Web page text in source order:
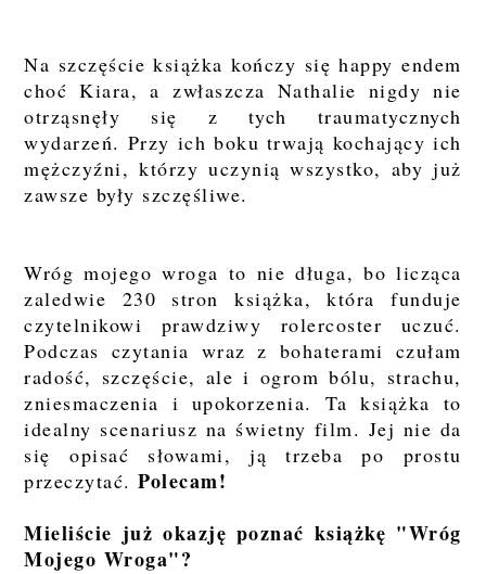
Na szczęście książka kończy się happy endem
choć Kiara, a zwłaszcza Nathalie nigdy nie
otrząsnęły się z tych traumatycznych
wydarzeń. Przy ich boku trwają kochający ich
mężczyźni, którzy uczynią wszystko, aby już
zawsze były szczęśliwe.
Wróg mojego wroga to nie długa, bo licząca
zaledwie 230 stron książka, która funduje
czytelnikowi prawdziwy rolercoster uczuć.
Podczas czytania wraz z bohaterami czułam
radość, szczęście, ale i ogrom bólu, strachu,
zniesmaczenia i upokorzenia. Ta książka to
idealny scenariusz na świetny film. Jej nie da
się opisać słowami, ją trzeba po prostu
przeczytać.Polecam!
Mieliście już okazję poznać książkę "Wróg
Mojego Wroga"?